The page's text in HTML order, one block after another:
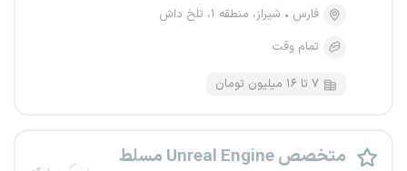
فارس
شیراز، منطقه ۱، تلخ داش
تمام وقت
۷ تا ۱۶ میلیون تومان
متخصص Unreal Engine مسلط